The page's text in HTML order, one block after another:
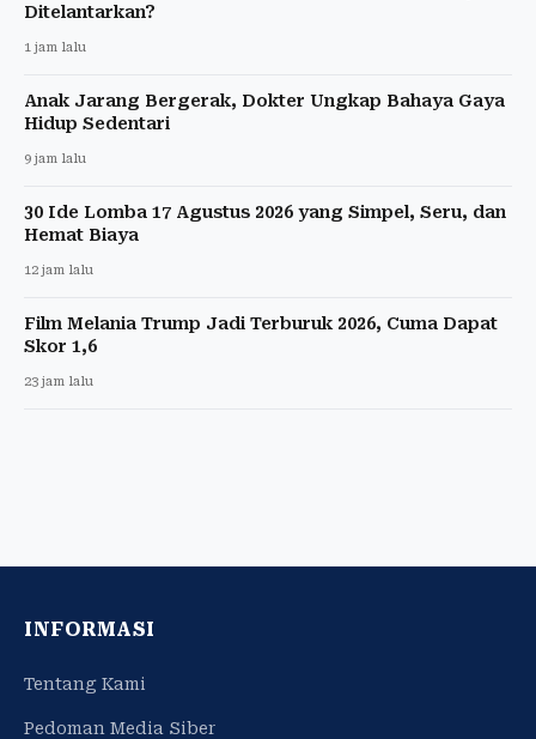
Ditelantarkan?
1 jam lalu
Anak Jarang Bergerak, Dokter Ungkap Bahaya Gaya
Hidup Sedentari
9 jam lalu
30 Ide Lomba 17 Agustus 2026 yang Simpel, Seru, dan
Hemat Biaya
12 jam lalu
Film Melania Trump Jadi Terburuk 2026, Cuma Dapat
Skor 1,6
23 jam lalu
INFORMASI
Tentang Kami
Pedoman Media Siber